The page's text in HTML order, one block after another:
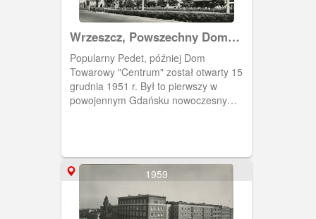
Wrzeszcz, Powszechny Dom
Towarowy "Neptun"
Popularny Pedet, później Dom
Towarowy "Centrum" został otwarty 15
grudnia 1951 r. Był to pierwszy w
powojennym Gdańsku nowoczesny
miejscu powstał biurowiec "Neptun".
Obok Pedetu stoi budynek, w którym
działał klub "Ster", a w 1980 r. został
siedzibą NSZZ "Solidarność".
1959